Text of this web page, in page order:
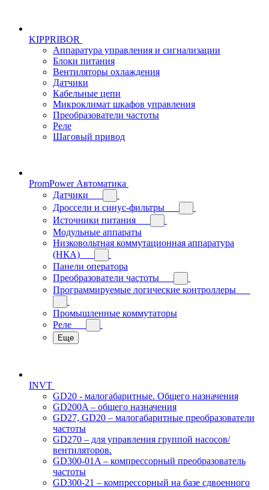
KIPPRIBOR
Аппаратура управления и сигнализации
Блоки питания
Вентиляторы охлаждения
Датчики
Кабельные цепи
Микроклимат шкафов управления
Преобразователи частоты
Реле
Шаговый привод
PromPower Автоматика
Датчики
Дроссели и синус-фильтры
Источники питания
Модульные аппараты
Низковольтная коммутационная аппаратура
(НКА)
Панели оператора
Преобразователи частоты
Программируемые логические контроллеры
Промышленные коммутаторы
Реле
Еще
INVT
GD20 - малогабаритные. Общего назначения
GD200A – общего назначения
GD27, GD20 – малогабаритные преобразователи
частоты
GD270 – для управления группой насосов/
вентиляторов.
GD300-01A – компрессорный преобразователь
частоты
GD300-21 – компрессорный на базе сдвоенного